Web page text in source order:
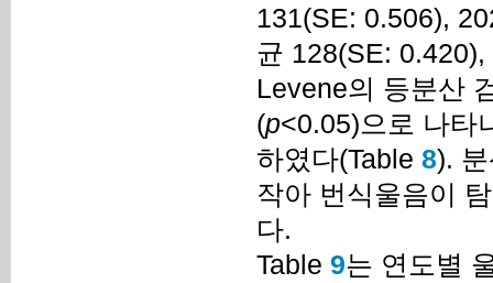
131(SE: 0.506),
균 128(SE:
Levene의 등분산
(p<0.05)으로 나타
하였다(Table 8).
작아 번식울음이
다.
Table 9는 연도별